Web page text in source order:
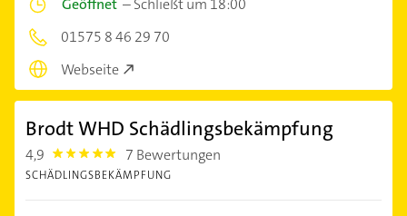
01575 8 46 29 70
Webseite
Brodt WHD Schädlingsbekämpfung
4,9 4.9 7 Bewertungen
SCHÄDLINGSBEKÄMPFUNG